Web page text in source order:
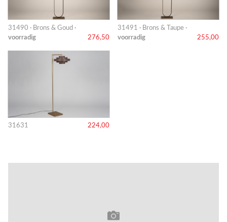
31490 · Brons & Goud ·
voorradig
276,50
31491 · Brons & Taupe ·
voorradig
255,00
31631 224,00